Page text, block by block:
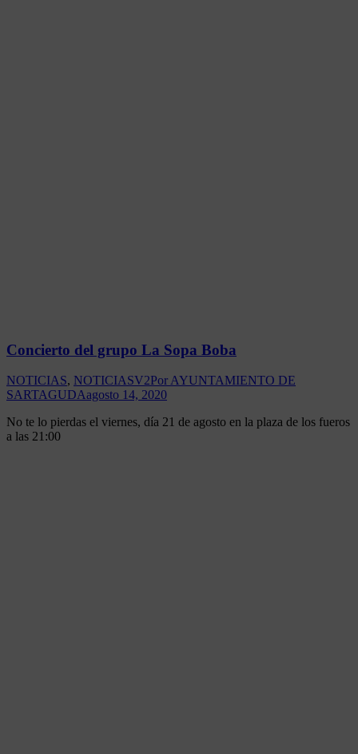
Concierto del grupo La Sopa Boba
NOTICIAS, NOTICIASV2Por AYUNTAMIENTO DE
SARTAGUDAagosto 14, 2020
No te lo pierdas el viernes, día 21 de agosto en la plaza de los fueros
a las 21:00